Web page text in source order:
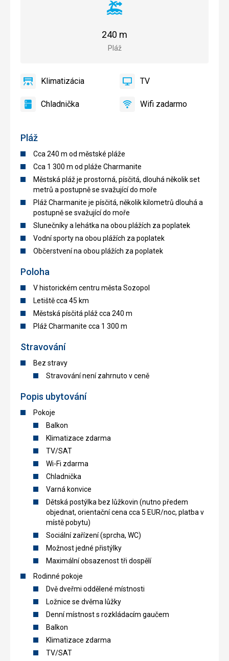
Pláž
Cca 240 m od městské pláže
Cca 1 300 m od pláže Charmanite
Městská pláž je prostorná, písčitá, dlouhá několik set
metrů a postupně se svažující do moře
Pláž Charmanite je písčitá, několik kilometrů dlouhá a
postupně se svažující do moře
Slunečníky a lehátka na obou plážích za poplatek
Vodní sporty na obou plážích za poplatek
Občerstvení na obou plážích za poplatek
Poloha
V historickém centru města Sozopol
Letiště cca 45 km
Městská písčitá pláž cca 240 m
Pláž Charmanite cca 1 300 m
Stravování
Bez stravy
Stravování není zahrnuto v ceně
Popis ubytování
Pokoje
Balkon
Klimatizace zdarma
TV/SAT
Wi-Fi zdarma
Chladnička
Varná konvice
Dětská postýlka bez lůžkovin (nutno předem
objednat, orientační cena cca 5 EUR/noc, platba v
místě pobytu)
Sociální zařízení (sprcha, WC)
Možnost jedné přistýlky
Maximální obsazenost tři dospělí
Rodinné pokoje
Dvě dveřmi oddělené místnosti
Ložnice se dvěma lůžky
Denní místnost s rozkládacím gaučem
Balkon
Klimatizace zdarma
TV/SAT
Vzdialenosť
pláže
Pláž
240 m
Klimatizácia
Klimatizácia
áno TV TV
áno
Chladnička
Chladnička
áno
Wifi
Wifi zadarmo
áno